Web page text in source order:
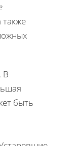
также
В
быть